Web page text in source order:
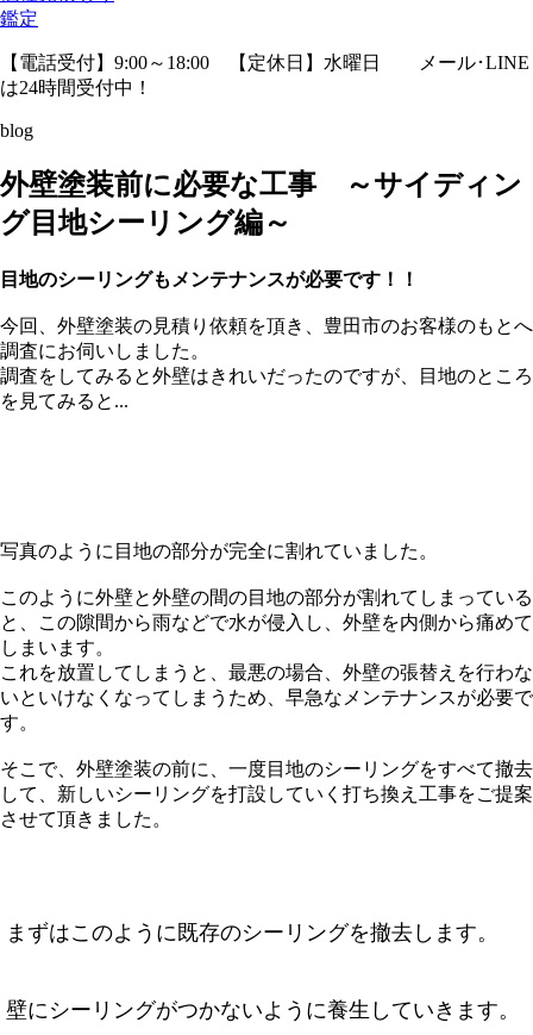
鑑定
【電話受付】9:00～18:00 【定休日】水曜日
メール･LINE
は24時間受付中！
blog
外壁塗装前に必要な工事 ～サイディン
グ目地シーリング編～
目地のシーリングもメンテナンスが必要です！！
今回、外壁塗装の見積り依頼を頂き、豊田市のお客様のもとへ
調査にお伺いしました。
調査をしてみると外壁はきれいだったのですが、目地のところ
を見てみると...
写真のように目地の部分が完全に割れていました。
このように外壁と外壁の間の目地の部分が割れてしまっている
と、この隙間から雨などで水が侵入し、外壁を内側から痛めて
しまいます。
これを放置してしまうと、最悪の場合、外壁の張替えを行わな
いといけなくなってしまうため、早急なメンテナンスが必要で
す。
そこで、外壁塗装の前に、一度目地のシーリングをすべて撤去
して、新しいシーリングを打設していく打ち換え工事をご提案
させて頂きました。
まずはこのように既存のシーリングを撤去します。
壁にシーリングがつかないように養生していきます。